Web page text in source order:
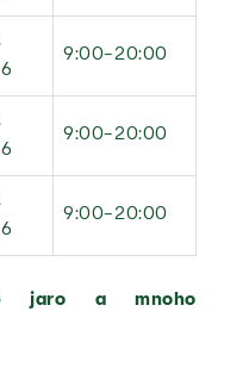
9:00–20:00
9:00–20:00
9:00–20:00
jaro a mnoho